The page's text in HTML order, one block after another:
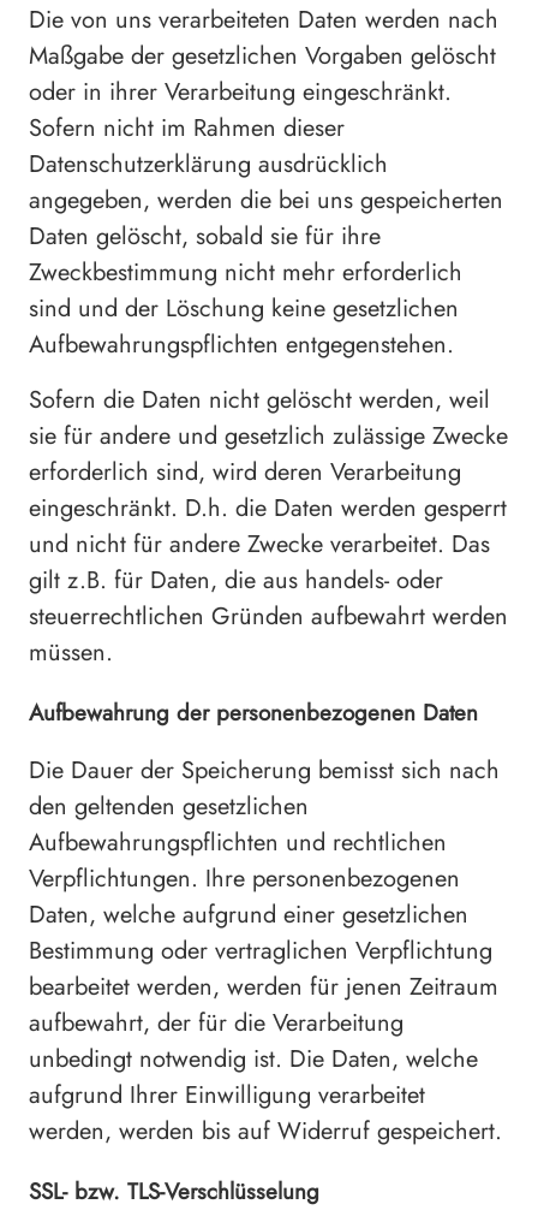
Die von uns verarbeiteten Daten werden nach
Maßgabe der gesetzlichen Vorgaben gelöscht
oder in ihrer Verarbeitung eingeschränkt.
Sofern nicht im Rahmen dieser
Datenschutzerklärung ausdrücklich
angegeben, werden die bei uns gespeicherten
Daten gelöscht, sobald sie für ihre
Zweckbestimmung nicht mehr erforderlich
sind und der Löschung keine gesetzlichen
Aufbewahrungspflichten entgegenstehen.
Sofern die Daten nicht gelöscht werden, weil
sie für andere und gesetzlich zulässige Zwecke
erforderlich sind, wird deren Verarbeitung
eingeschränkt. D.h. die Daten werden gesperrt
und nicht für andere Zwecke verarbeitet. Das
gilt z.B. für Daten, die aus handels- oder
steuerrechtlichen Gründen aufbewahrt werden
müssen.
Aufbewahrung der personenbezogenen Daten
Die Dauer der Speicherung bemisst sich nach
den geltenden gesetzlichen
Aufbewahrungspflichten und rechtlichen
Verpflichtungen. Ihre personenbezogenen
Daten, welche aufgrund einer gesetzlichen
Bestimmung oder vertraglichen Verpflichtung
bearbeitet werden, werden für jenen Zeitraum
aufbewahrt, der für die Verarbeitung
unbedingt notwendig ist. Die Daten, welche
aufgrund Ihrer Einwilligung verarbeitet
werden, werden bis auf Widerruf gespeichert.
SSL- bzw. TLS-Verschlüsselung